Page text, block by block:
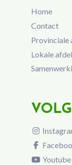
Home
Contact
Provinciale
Lokale
Youtube